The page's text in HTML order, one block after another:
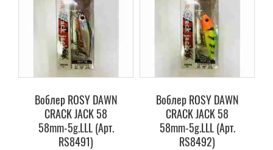
Воблер ROSY DAWN
CRACK JACK 58
58mm-5g.LLL (Арт.
RS8491)
Воблер ROSY DAWN
CRACK JACK 58
58mm-5g.LLL (Арт.
RS8492)